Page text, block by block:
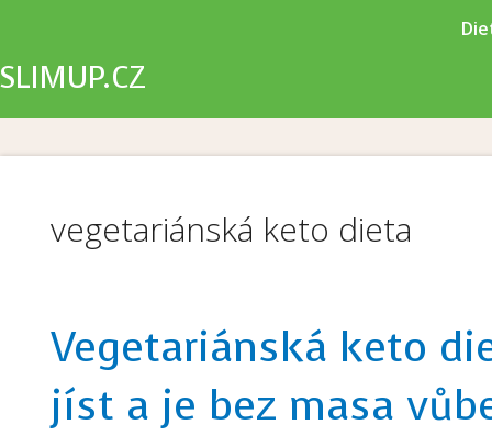
SLIMUP.CZ
vegetariánská keto dieta
Vegetariánská keto
jíst a je bez masa
XX